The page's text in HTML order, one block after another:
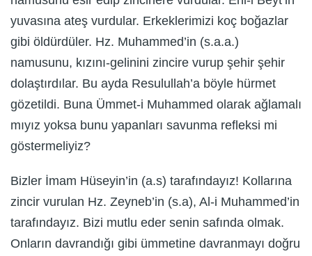
yuvasına ateş vurdular. Erkeklerimizi koç boğazlar
gibi öldürdüler. Hz. Muhammed’in (s.a.a.)
namusunu, kızını-gelinini zincire vurup şehir şehir
dolaştırdılar. Bu ayda Resulullah’a böyle hürmet
gözetildi. Buna Ümmet-i Muhammed olarak ağlamalı
mıyız yoksa bunu yapanları savunma refleksi mi
göstermeliyiz?
Bizler İmam Hüseyin’in (a.s) tarafındayız! Kollarına
zincir vurulan Hz. Zeyneb’in (s.a), Al-i Muhammed’in
tarafındayız. Bizi mutlu eder senin safında olmak.
Onların davrandığı gibi ümmetine davranmayı doğru